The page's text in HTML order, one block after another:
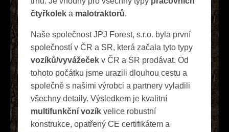
čtyřkolek a malotraktorů.
Naše společnost JPJ Forest, s.r.o. byla první
společností v ČR a SR, která začala tyto typy
vozíků/vyvážeček v ČR a SR prodávat. Od
tohoto počátku jsme urazili dlouhou cestu a
společně s našimi výrobci a partnery vyladili
všechny detaily. Výsledkem je kvalitní
multifunkční vozík velice robustní
konstrukce, opatřený CE certifikátem a